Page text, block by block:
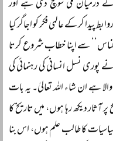
درمیان ملی سوچ دی ہے اور
کر کے عالمی فکر کو اجاگر کیا
سے اپنا خطاب شروع کرتا
نسل انسانی کی رہنمائی کی
ہے ان شاء اللہ تعالیٰ۔ یہ بات
آثار دیکھ رہا ہوں، میں تاریخ کا
کا طالب علم ہوں، اس بنا